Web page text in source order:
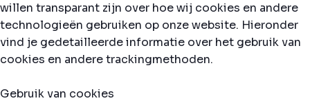
willen transparant zijn over hoe wij cookies en andere
technologieën gebruiken op onze website. Hieronder
vind je gedetailleerde informatie over het gebruik van
cookies en andere trackingmethoden.
Gebruik van cookies